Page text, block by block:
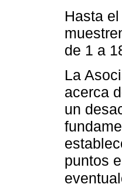
Hasta
de 1 a
La
acerca
un
puntos